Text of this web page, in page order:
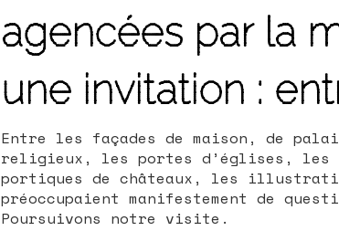
agencées par la
une invitation :
Entre les façades de maison, de
religieux, les portes d’églises,
portiques de châteaux, les
préoccupaient manifestement de
Poursuivons notre visite.